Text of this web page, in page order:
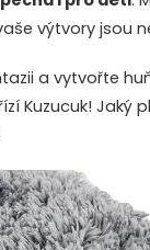
výtvory jsou
a vytvořte
Kuzucuk! Jaký